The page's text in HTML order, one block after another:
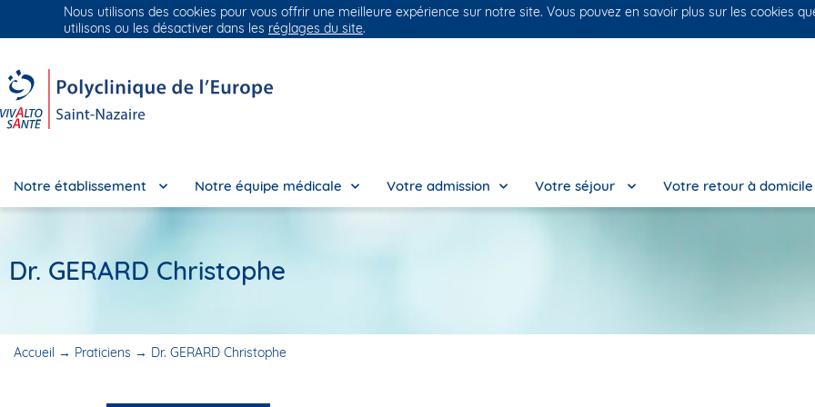
Groupe Vivalto Santé Entre nous, la vie
Notre établissement Notre équipe médicale Votre admission Votre séjour Votre retour à domicile
Dr. GERARD Christophe
Accueil → Praticiens → Dr. GERARD Christophe
Nous utilisons des cookies pour vous offrir une meilleure expérience sur notre site. Vous pouvez en savoir plus sur les cookies
utilisons ou les désactiver dans les réglages du site.